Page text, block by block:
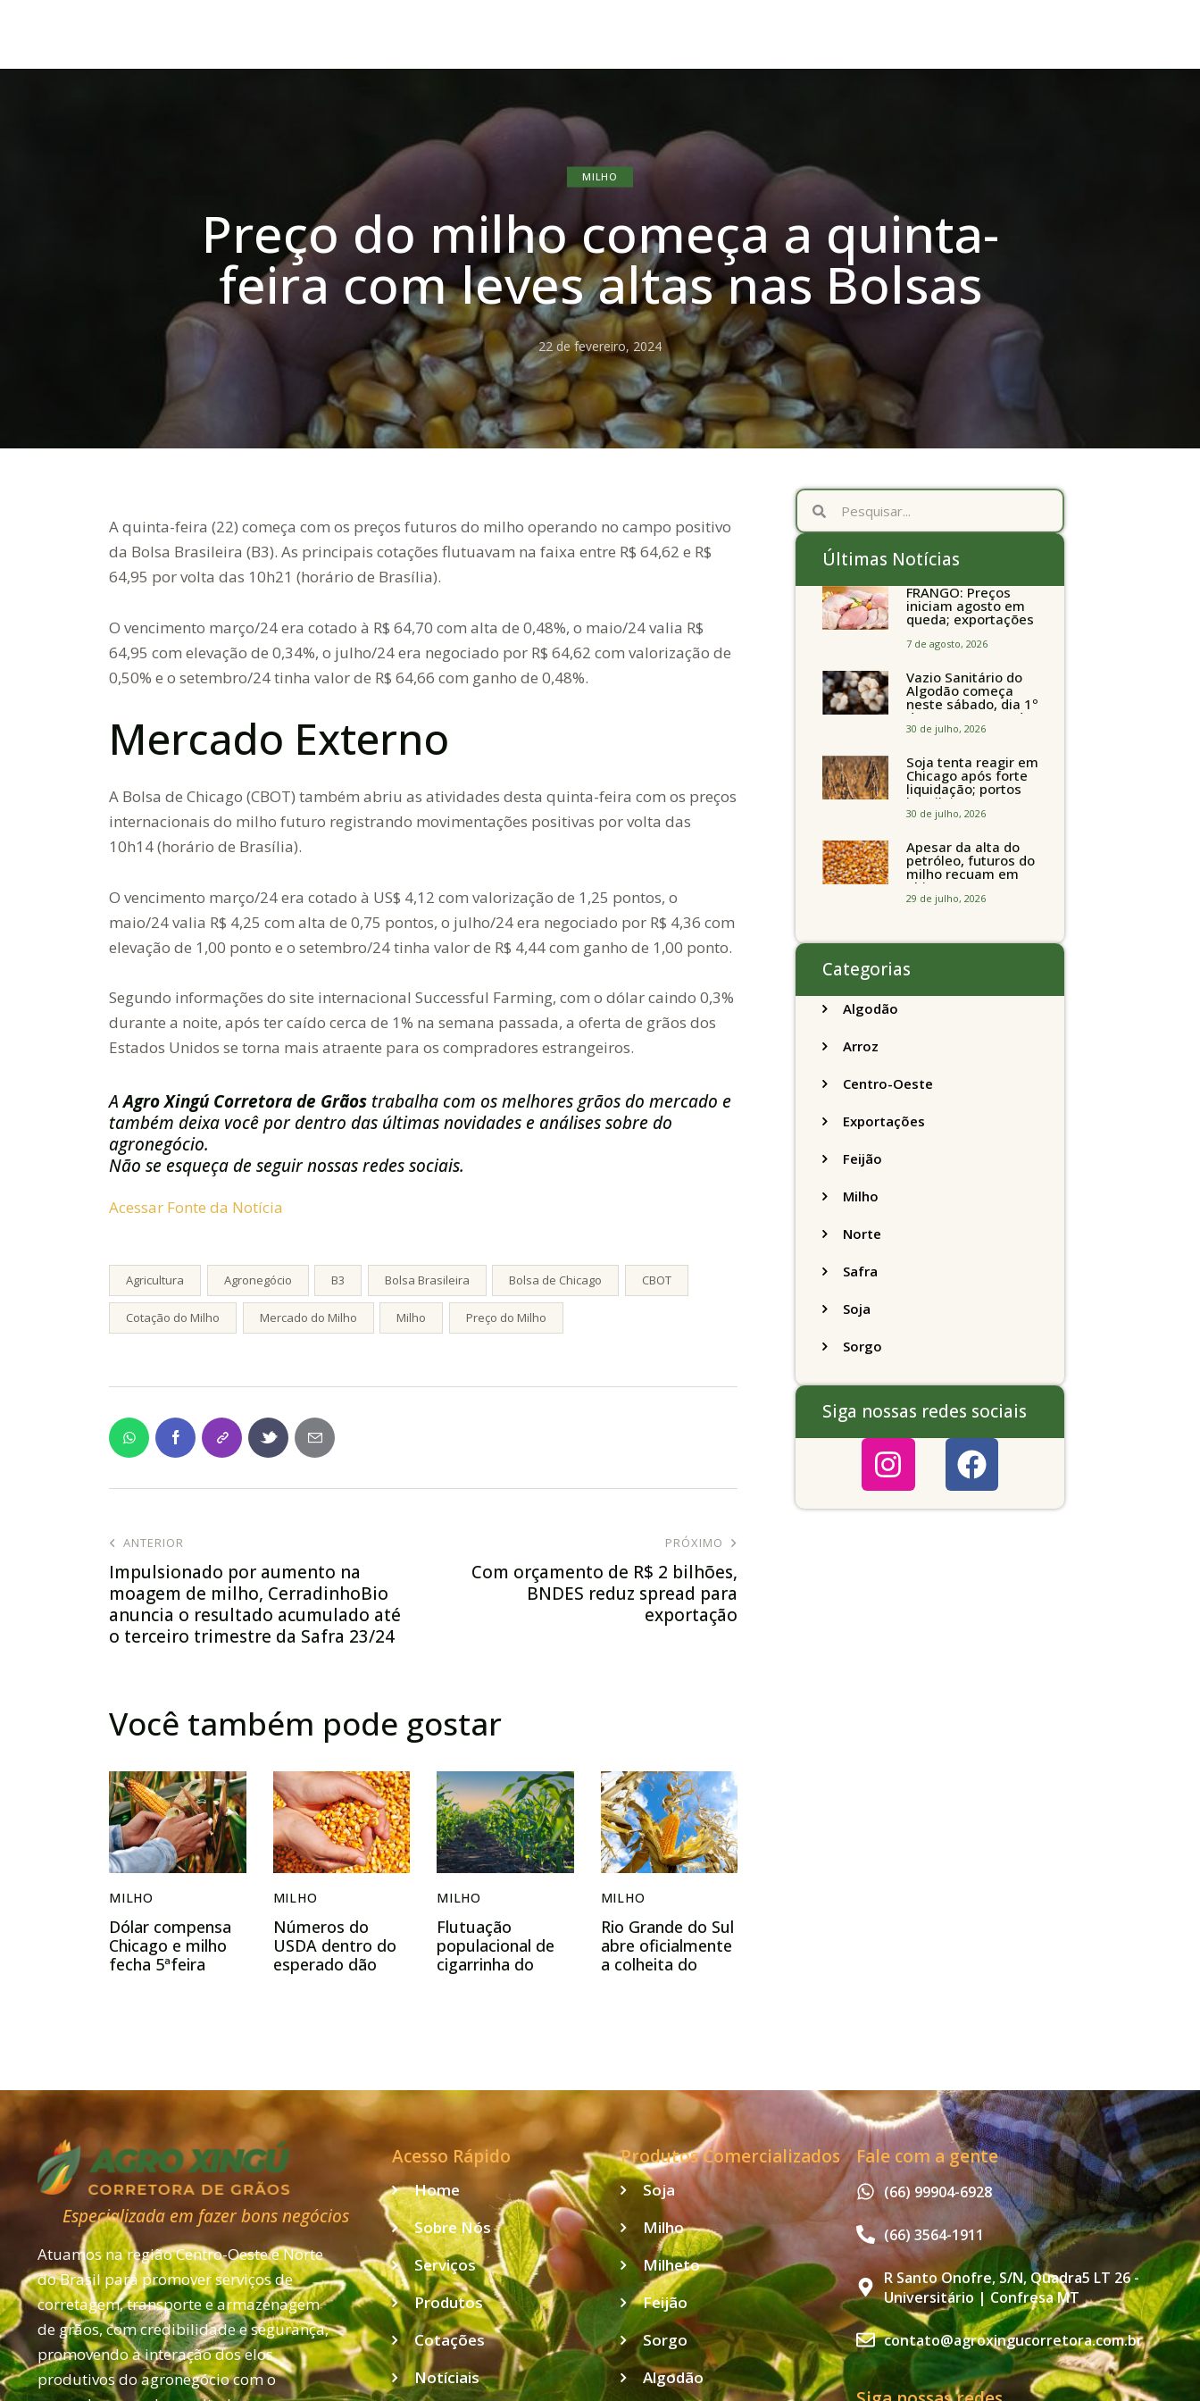
MILHO
Preço do milho começa a quinta-
feira com leves altas nas Bolsas
22 de fevereiro, 2024
A quinta-feira (22) começa com os preços futuros do milho operando no campo positivo
da Bolsa Brasileira (B3). As principais cotações flutuavam na faixa entre R$ 64,62 e R$
64,95 por volta das 10h21 (horário de Brasília).
O vencimento março/24 era cotado à R$ 64,70 com alta de 0,48%, o maio/24 valia R$
64,95 com elevação de 0,34%, o julho/24 era negociado por R$ 64,62 com valorização de
0,50% e o setembro/24 tinha valor de R$ 64,66 com ganho de 0,48%.
Mercado Externo
A Bolsa de Chicago (CBOT) também abriu as atividades desta quinta-feira com os preços
internacionais do milho futuro registrando movimentações positivas por volta das
10h14 (horário de Brasília).
O vencimento março/24 era cotado à US$ 4,12 com valorização de 1,25 pontos, o
maio/24 valia R$ 4,25 com alta de 0,75 pontos, o julho/24 era negociado por R$ 4,36 com
elevação de 1,00 ponto e o setembro/24 tinha valor de R$ 4,44 com ganho de 1,00 ponto.
Segundo informações do site internacional Successful Farming, com o dólar caindo 0,3%
durante a noite, após ter caído cerca de 1% na semana passada, a oferta de grãos dos
Estados Unidos se torna mais atraente para os compradores estrangeiros.
AAgro Xingú Corretora de Grãos trabalha com os melhores grãos do mercado e
também deixa você por dentro das últimas novidades e análises sobre do
agronegócio.
Não se esqueça de seguir nossas redes sociais.
Acessar Fonte da Notícia
Agricultura Agronegócio B3 Bolsa Brasileira Bolsa de Chicago CBOT
Cotação do Milho Mercado do Milho Milho Preço do Milho
ANTERIOR
Impulsionado por aumento na
moagem de milho, CerradinhoBio
anuncia o resultado acumulado até
o terceiro trimestre da Safra 23/24
PRÓXIMO
Com orçamento de R$ 2 bilhões,
BNDES reduz spread para
exportação
Você também pode gostar
MILHO
Dólar compensa
Chicago e milho
fecha 5ªfeira
MILHO
Números do
USDA dentro do
esperado dão
MILHO
Flutuação
populacional de
cigarrinha do
MILHO
Rio Grande do Sul
abre oficialmente
a colheita do
Últimas Notícias
FRANGO: Preços
iniciam agosto em
queda; exportações
avançam
7 de agosto, 2026
Vazio Sanitário do
Algodão começa
neste sábado, dia 1º
de agosto, em todo
o Estado de São
30 de julho, 2026
Soja tenta reagir em
Chicago após forte
liquidação; portos
brasileiros seguem
perto de R$ 150/sc
30 de julho, 2026
Apesar da alta do
petróleo, futuros do
milho recuam em
Chicago
acompanhando a
29 de julho, 2026
Categorias
Algodão
Arroz
Centro-Oeste
Exportações
Feijão
Milho
Norte
Safra
Soja
Sorgo
Siga nossas redes sociais
Especializada em fazer bons negócios
Atuamos na região Centro-Oeste e Norte
do Brasil para promover serviços de
corretagem, transporte e armazenagem
de grãos, com credibilidade e segurança,
promovendo a interação dos elos
produtivos do agronegócio com o
Acesso Rápido
Home
Sobre Nós
Serviços
Produtos
Cotações
Notíciais
Produtos Comercializados
Soja
Milho
Milheto
Feijão
Sorgo
Algodão
Fale com a gente
(66) 99904-6928
(66) 3564-1911
R Santo Onofre, S/N, Quadra5 LT 26 -
Universitário | Confresa MT
contato@agroxingucorretora.com.br